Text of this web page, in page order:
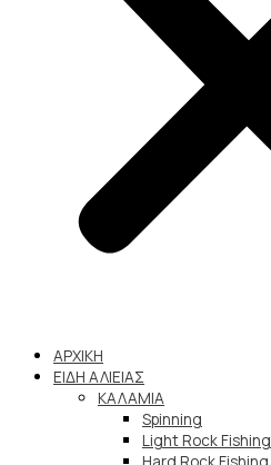
ΑΡΧΙΚΗ
ΕΙΔΗ ΑΛΙΕΙΑΣ
ΚΑΛΑΜΙΑ
Spinning
Light Rock Fishing